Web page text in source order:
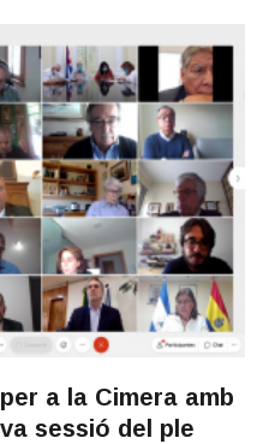
a la Cimera amb
sessió del ple